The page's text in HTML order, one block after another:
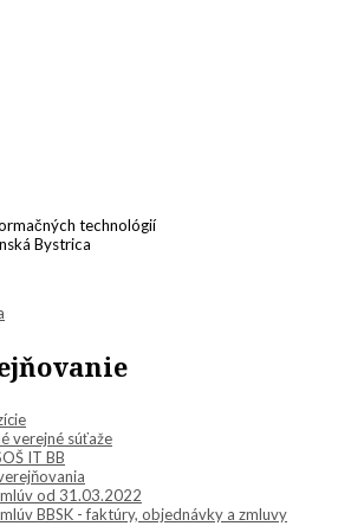
technológií
Bystrica
verejné súťaže
IT BB
od 31.03.2022
BBSK - faktúry, objednávky a zmluvy